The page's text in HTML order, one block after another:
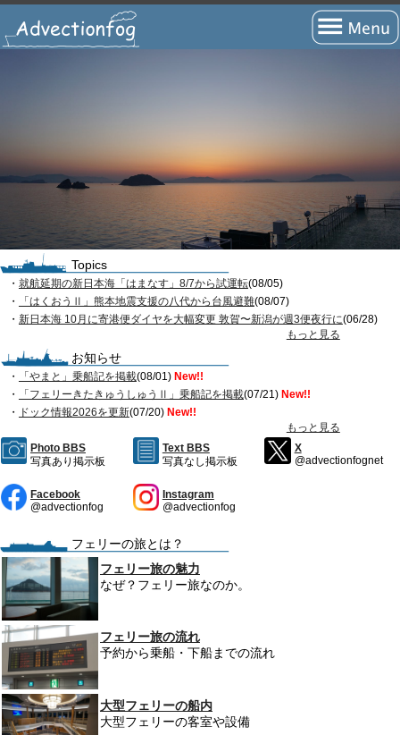
フェリー旅の流れ
客室の等級の選び方
大型フェリーの船内
フェリー料金の計算方法
フェリー旅のQA
フェリーの航路
瀬戸内海航路
九州・四国(太平洋)航路
沖縄・離島航路
国際航路
海外航路
短距離航路
あの船は今？
船を眺める
船旅をもっと楽しく
Topics
・ 就航延期の新日本海「はまなす」8/7から試運転(08/05)
・
「はくおうⅡ」熊本地震支援の八代から台風避難(08/07)
・ 新日本海 10月に寄港便ダイヤを大幅変更 敦賀〜新潟が週3便夜行に(06/28)
もっと見る
お知らせ
・ 「やまと」乗船記を掲載(08/01) New!!
・
「フェリーきたきゅうしゅうⅡ」乗船記を掲載(07/21) New!!
・
ドック情報2026を更新(07/20) New!!
もっと見る
Photo BBS
写真あり掲示板
Text BBS
写真なし掲示板
X
@advectionfognet
Facebook
@advectionfog
Instagram
@advectionfog
フェリーの旅とは？
フェリー旅の魅力
なぜ？フェリー旅なのか。
フェリー旅の流れ
予約から乗船・下船までの流れ
大型フェリーの船内
大型フェリーの客室や設備